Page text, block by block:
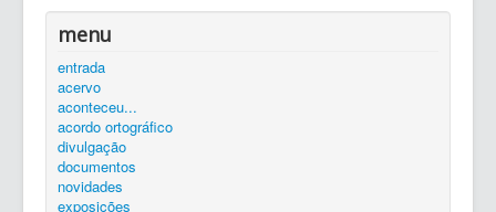
catálogo
equipa
elos
contactos
autenticar
silêncio...
ler é preciso...
exposições...
livroscatálogo
zona de trabalho
menu
entrada
acervo
aconteceu...
acordo ortográfico
divulgação
documentos
novidades
exposições